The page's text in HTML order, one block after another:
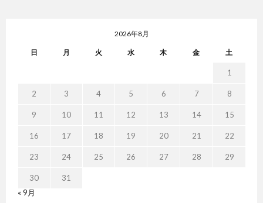
2026年8月
日 月 火 水 木 金 土
1
2 3 4 5 6 7 8
9 10 11 12 13 14 15
16 17 18 19 20 21 22
23 24 25 26 27 28 29
30
31
« 9月